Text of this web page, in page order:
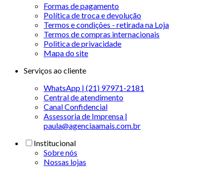
Formas de pagamento
Política de troca e devolução
Termos e condições - retirada na Loja
Termos de compras internacionais
Politica de privacidade
Mapa do site
Serviços ao cliente
WhatsApp | (21) 97971-2181
Central de atendimento
Canal Confidencial
Assessoria de Imprensa |
paula@agenciaamais.com.br
Institucional
Sobre nós
Nossas lojas